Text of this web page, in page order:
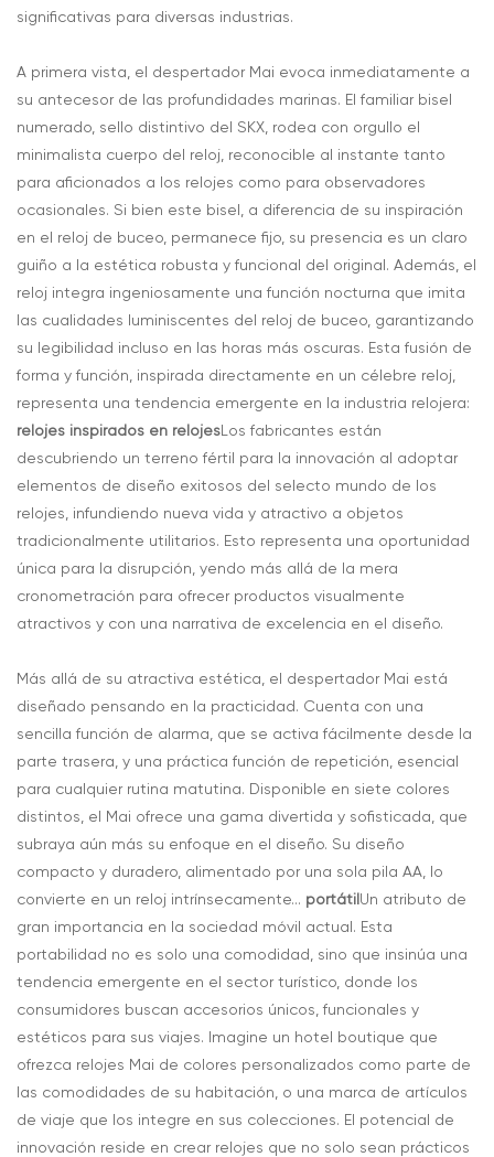
significativas para diversas industrias.
A primera vista, el despertador Mai evoca inmediatamente a
su antecesor de las profundidades marinas. El familiar bisel
numerado, sello distintivo del SKX, rodea con orgullo el
minimalista cuerpo del reloj, reconocible al instante tanto
para aficionados a los relojes como para observadores
ocasionales. Si bien este bisel, a diferencia de su inspiración
en el reloj de buceo, permanece fijo, su presencia es un claro
guiño a la estética robusta y funcional del original. Además, el
reloj integra ingeniosamente una función nocturna que imita
las cualidades luminiscentes del reloj de buceo, garantizando
su legibilidad incluso en las horas más oscuras. Esta fusión de
forma y función, inspirada directamente en un célebre reloj,
representa una tendencia emergente en la industria relojera:
relojes inspirados en relojesLos fabricantes están
descubriendo un terreno fértil para la innovación al adoptar
elementos de diseño exitosos del selecto mundo de los
relojes, infundiendo nueva vida y atractivo a objetos
tradicionalmente utilitarios. Esto representa una oportunidad
única para la disrupción, yendo más allá de la mera
cronometración para ofrecer productos visualmente
atractivos y con una narrativa de excelencia en el diseño.
Más allá de su atractiva estética, el despertador Mai está
diseñado pensando en la practicidad. Cuenta con una
sencilla función de alarma, que se activa fácilmente desde la
parte trasera, y una práctica función de repetición, esencial
para cualquier rutina matutina. Disponible en siete colores
distintos, el Mai ofrece una gama divertida y sofisticada, que
subraya aún más su enfoque en el diseño. Su diseño
compacto y duradero, alimentado por una sola pila AA, lo
convierte en un reloj intrínsecamente... portátil Un atributo de
gran importancia en la sociedad móvil actual. Esta
portabilidad no es solo una comodidad, sino que insinúa una
tendencia emergente en el sector turístico, donde los
consumidores buscan accesorios únicos, funcionales y
estéticos para sus viajes. Imagine un hotel boutique que
ofrezca relojes Mai de colores personalizados como parte de
las comodidades de su habitación, o una marca de artículos
de viaje que los integre en sus colecciones. El potencial de
innovación reside en crear relojes que no solo sean prácticos